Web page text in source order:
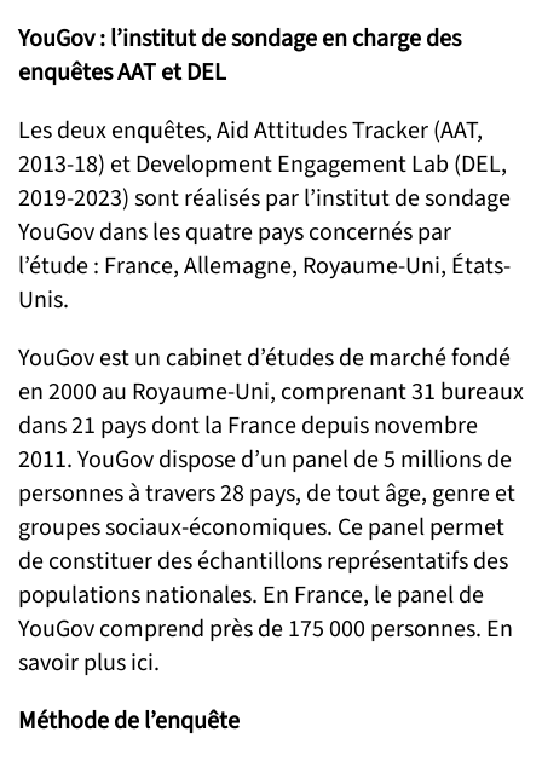
YouGov : l’institut de sondage en charge des
enquêtes AAT et DEL
Les deux enquêtes, Aid Attitudes Tracker (AAT,
2013-18) et Development Engagement Lab (DEL,
2019-2023) sont réalisés par l’institut de sondage
YouGov dans les quatre pays concernés par
l’étude : France, Allemagne, Royaume-Uni, États-
Unis.
YouGov est un cabinet d’études de marché fondé
en 2000 au Royaume-Uni, comprenant 31 bureaux
dans 21 pays dont la France depuis novembre
2011. YouGov dispose d’un panel de 5 millions de
personnes à travers 28 pays, de tout âge, genre et
groupes sociaux-économiques. Ce panel permet
de constituer des échantillons représentatifs des
populations nationales. En France, le panel de
YouGov comprend près de 175 000 personnes. En
savoir plus ici.
Méthode de l’enquête